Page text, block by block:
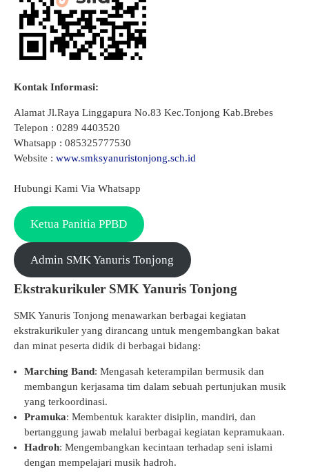
Kontak Informasi:
Alamat Jl.Raya Linggapura No.83 Kec.Tonjong Kab.Brebes
Telepon : 0289 4403520
Whatsapp : 085325777530
Website : www.smksyanuristonjong.sch.id
Hubungi Kami Via Whatsapp
Ketua Panitia PPBD
Admin SMK Yanuris Tonjong
Ekstrakurikuler SMK Yanuris Tonjong
SMK Yanuris Tonjong menawarkan berbagai kegiatan
ekstrakurikuler yang dirancang untuk mengembangkan bakat
dan minat peserta didik di berbagai bidang:
Marching Band: Mengasah keterampilan bermusik dan
membangun kerjasama tim dalam sebuah pertunjukan musik
yang terkoordinasi.
Pramuka: Membentuk karakter disiplin, mandiri, dan
bertanggung jawab melalui berbagai kegiatan kepramukaan.
Hadroh: Mengembangkan kecintaan terhadap seni islami
dengan mempelajari musik hadroh.